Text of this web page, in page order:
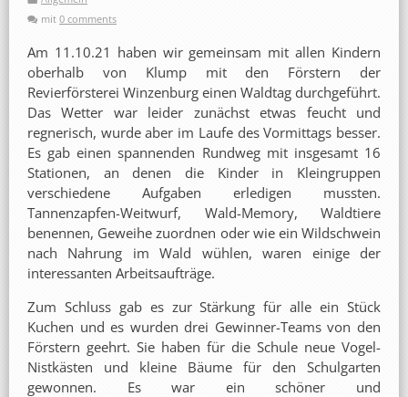
mit 0 comments
Am 11.10.21 haben wir gemeinsam mit allen Kindern
oberhalb von Klump mit den Förstern der
Revierförsterei Winzenburg einen Waldtag durchgeführt.
Das Wetter war leider zunächst etwas feucht und
regnerisch, wurde aber im Laufe des Vormittags besser.
Es gab einen spannenden Rundweg mit insgesamt 16
Stationen, an denen die Kinder in Kleingruppen
verschiedene Aufgaben erledigen mussten.
Tannenzapfen-Weitwurf, Wald-Memory, Waldtiere
benennen, Geweihe zuordnen oder wie ein Wildschwein
nach Nahrung im Wald wühlen, waren einige der
interessanten Arbeitsaufträge.
Zum Schluss gab es zur Stärkung für alle ein Stück
Kuchen und es wurden drei Gewinner-Teams von den
Förstern geehrt. Sie haben für die Schule neue Vogel-
Nistkästen und kleine Bäume für den Schulgarten
gewonnen. Es war ein schöner und